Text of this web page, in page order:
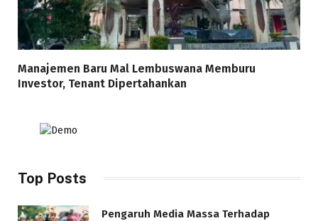
Manajemen Baru Mal Lembuswana Memburu
Investor, Tenant Dipertahankan
Top Posts
Pengaruh Media Massa Terhadap